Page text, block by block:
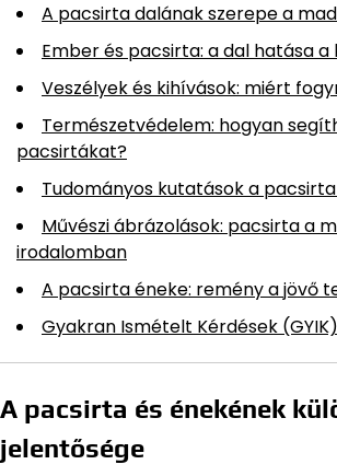
A pacsirta dalának szerepe a
Ember és pacsirta: a dal hatása
Veszélyek és kihívások: miért
Természetvédelem: hogyan
pacsirtákat?
Tudományos kutatások a
Művészi ábrázolások: pacsirta a
irodalomban
A pacsirta éneke: remény a jövő
Gyakran Ismételt Kérdések (GYIK)
A pacsirta és énekének
jelentősége